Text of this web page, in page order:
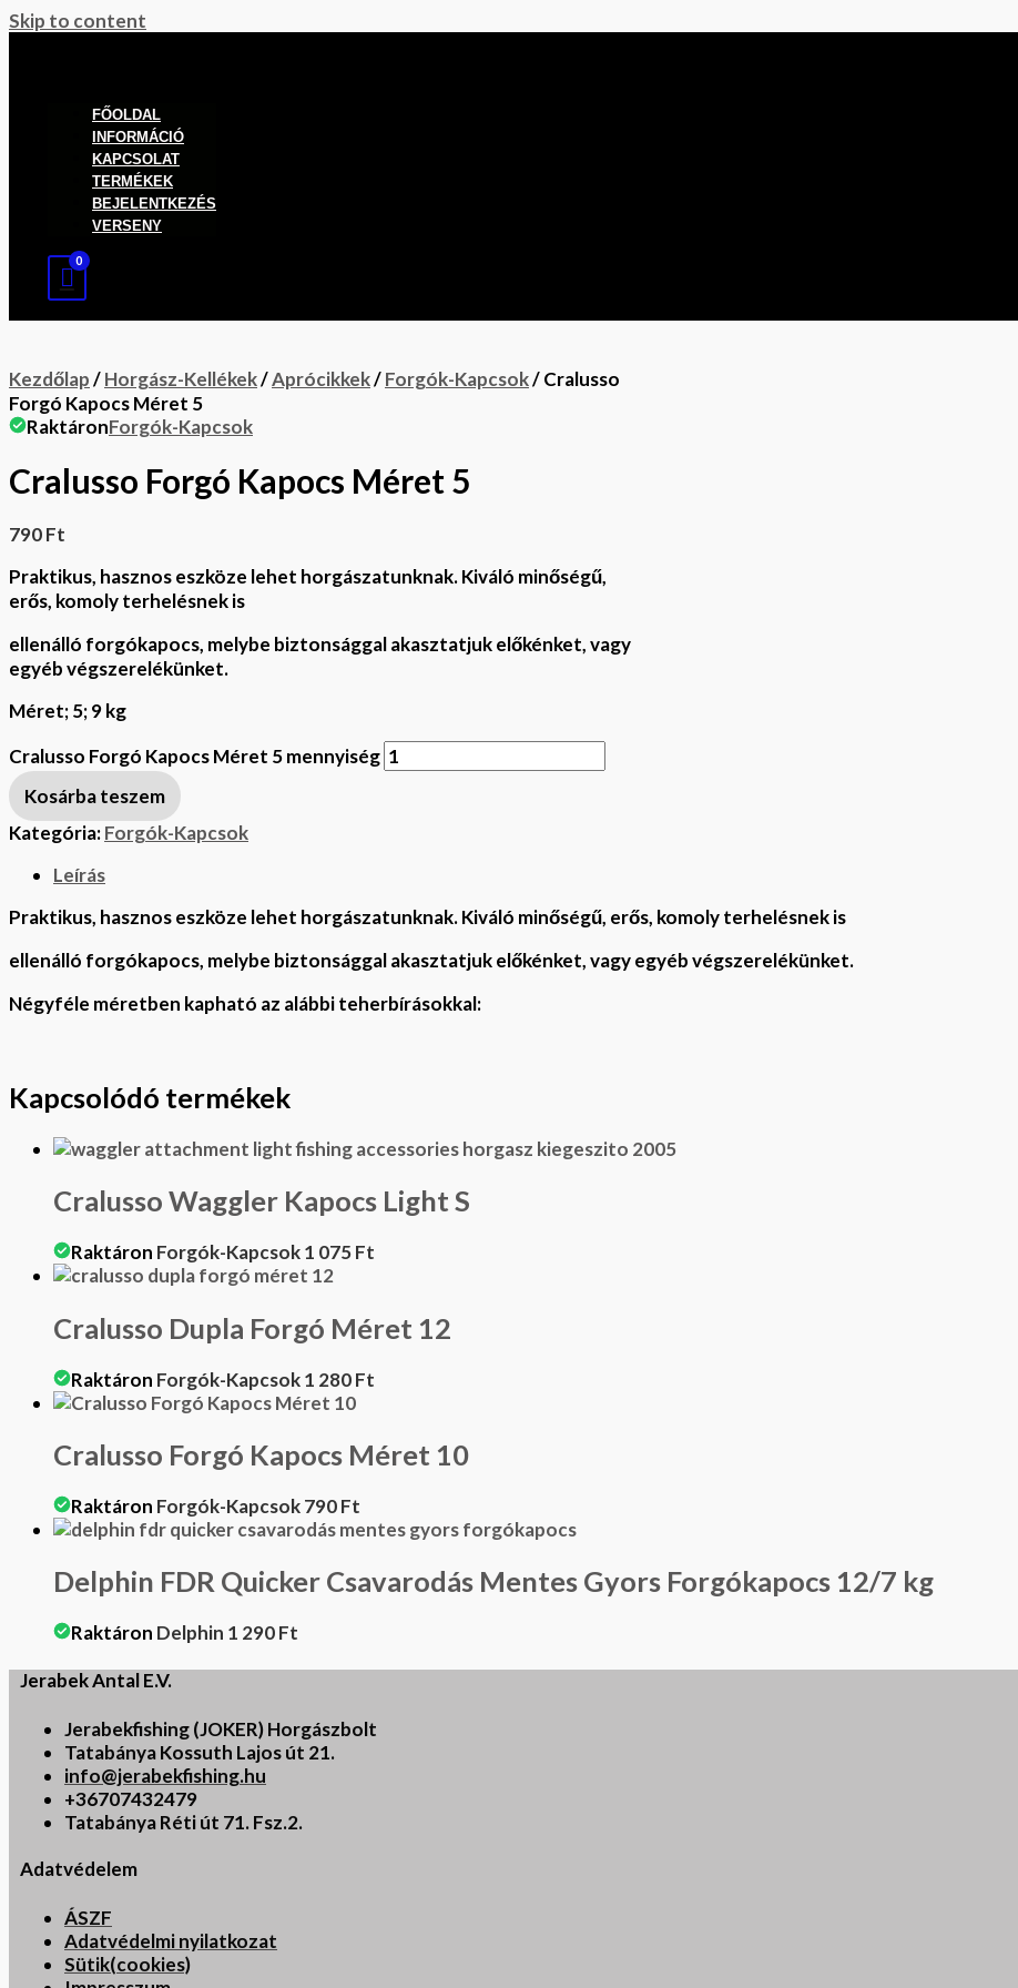
Skip to content
FŐOLDAL
INFORMÁCIÓ
KAPCSOLAT
TERMÉKEK
BEJELENTKEZÉS
VERSENY
Kezdőlap/Horgász-Kellékek/Aprócikkek/Forgók-Kapcsok/ Cralusso
Forgó Kapocs Méret 5
RaktáronForgók-Kapcsok
Cralusso Forgó Kapocs Méret 5
790Ft
Praktikus, hasznoseszköze lehet horgászatunknak.Kiváló minőségű,
erős, komoly terhelésnek is
ellenálló forgókapocs, melybe biztonsággal akasztatjuk előkénket, vagy
egyéb végszerelékünket.
Méret; 5; 9 kg
Cralusso Forgó Kapocs Méret 5 mennyiség
Kosárba teszem
Kategória:Forgók-Kapcsok
Leírás
Praktikus, hasznoseszköze lehet horgászatunknak.Kiváló minőségű, erős, komoly terhelésnek is
ellenálló forgókapocs, melybe biztonsággal akasztatjuk előkénket, vagy egyéb végszerelékünket.
Négyféle méretben kapható az alábbi teherbírásokkal:
Kapcsolódó termékek
Cralusso Waggler Kapocs Light S
Raktáron Forgók-Kapcsok1 075Ft
Cralusso Dupla Forgó Méret 12
Raktáron Forgók-Kapcsok1 280Ft
Cralusso Forgó Kapocs Méret 10
Raktáron Forgók-Kapcsok790Ft
Delphin FDR Quicker Csavarodás Mentes Gyors Forgókapocs 12/7 kg
Raktáron Delphin 1 290Ft
Jerabek Antal E.V.
Jerabekfishing (JOKER) Horgászbolt
Tatabánya Kossuth Lajos út 21.
info@jerabekfishing.hu
+36707432479
Tatabánya Réti út 71. Fsz.2.
Adatvédelem
ÁSZF
Adatvédelmi nyilatkozat
Sütik(cookies)